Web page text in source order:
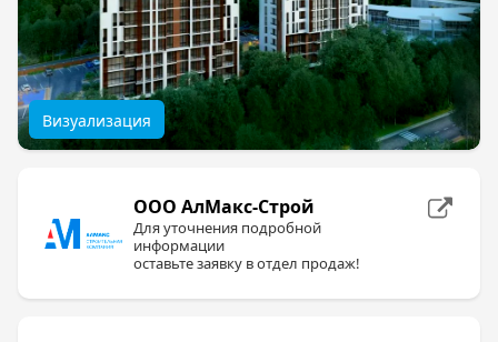
Визуализация
ООО АлМакс-Строй
Для уточнения подробной
информации
оставьте заявку в отдел продаж!